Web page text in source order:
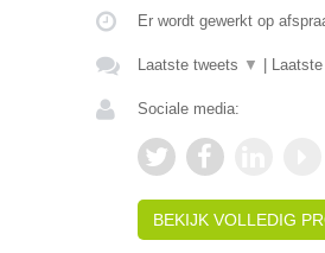
Er wordt gewerkt op
Laatste tweets ▼
Sociale media:
BEKIJK VOLLEDIG